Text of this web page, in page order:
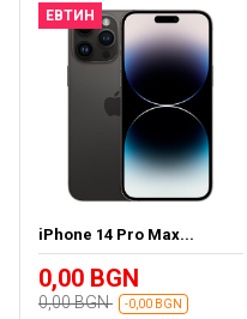
ЕВТИН
iPhone 14 Pro Max...
0,00 BGN
0,00 BGN -0,00 BGN